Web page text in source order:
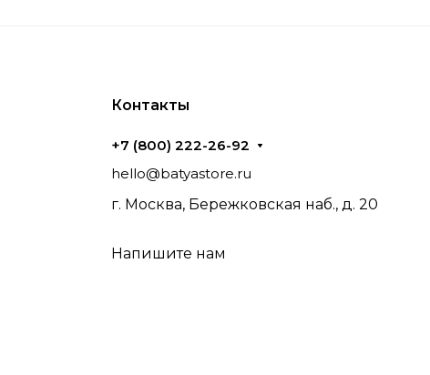
Контакты
+7 (800) 222-26-92
hello@batyastore.ru
г. Москва, Бережковская наб., д. 20
Напишите нам